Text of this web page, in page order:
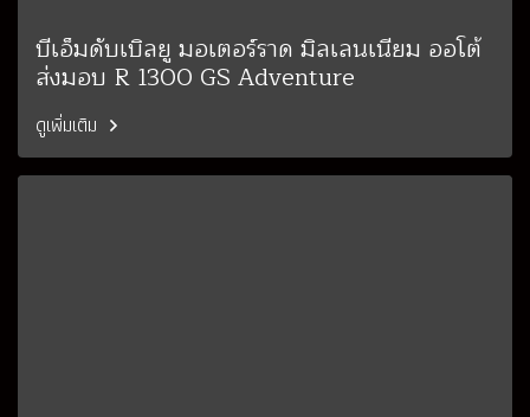
บีเอ็มดับเบิลยู มอเตอร์ราด มิลเลนเนียม ออโต้
ส่งมอบ R 1300 GS Adventure
ดูเพิ่มเติม